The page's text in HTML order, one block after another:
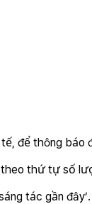
để thông báo
thứ tự số
tác gần đây’.